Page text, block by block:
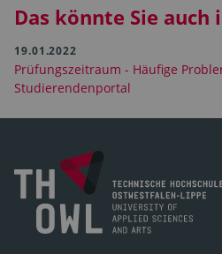
Das könnte Sie auch
19.01.2022
Prüfungszeitraum - Häufige
Studierendenportal